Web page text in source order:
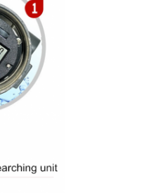
Entre 1500 y 15000
1800 a 18000